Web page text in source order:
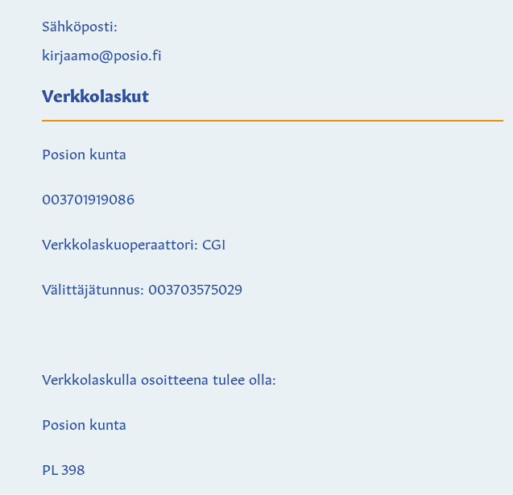
Sähköposti:
kirjaamo@posio.fi
Verkkolaskut
Posion kunta
003701919086
Verkkolaskuoperaattori: CGI
Välittäjätunnus: 003703575029
Verkkolaskulla osoitteena tulee olla:
Posion kunta
PL 398